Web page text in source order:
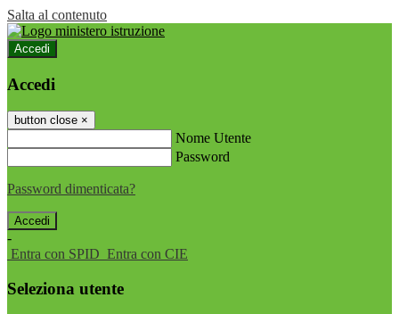
Salta al contenuto
Accedi
Accedi
button close ×
Nome Utente
Password
Password dimenticata?
-
Entra con SPID Entra con CIE
Seleziona utente